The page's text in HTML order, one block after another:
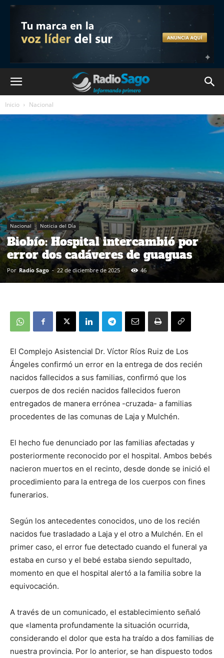
Inicio Nacional
Nacional Noticia del Día
Biobío: Hospital intercambió por
error dos cadáveres de guaguas
Por Radio Sago - 22 de diciembre de 2025 46
El Complejo Asistencial Dr. Víctor Ríos Ruiz de Los
Ángeles confirmó un error en la entrega de dos recién
nacidos fallecidos a sus familias, confirmó que los
cuerpos de dos recién nacidos fallecidos fueron
entregados de manera errónea -cruzada- a familias
procedentes de las comunas de Laja y Mulchén.
El hecho fue denunciado por las familias afectadas y
posteriormente reconocido por el hospital. Ambos bebés
nacieron muertos en el recinto, desde donde se inició el
procedimiento para la entrega de los cuerpos con fines
funerarios.
Según los antecedentes conocidos, uno de los recién
nacidos fue trasladado a Laja y el otro a Mulchén. En el
primer caso, el error fue detectado cuando el funeral ya
estaba en curso y el bebé estaba siendo sepultado,
momento en que el hospital alertó a la familia sobre la
equivocación.
A través de un comunicado, el establecimiento señaló
que «lamenta profundamente la situación ocurrida,
considerando el dolor que esta ha traído a dos familias de
nuestra provincia. Por lo anterior, se han dispuesto todos